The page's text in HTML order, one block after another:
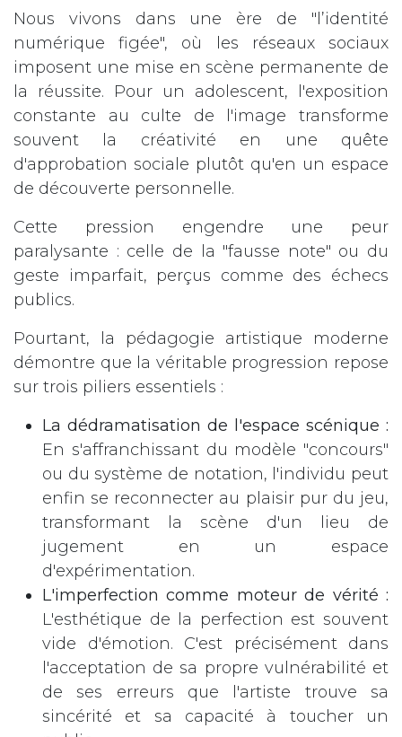
Nous vivons dans une ère de "l’identité
numérique figée", où les réseaux sociaux
imposent une mise en scène permanente de
la réussite. Pour un adolescent, l'exposition
constante au culte de l'image transforme
souvent la créativité en une quête
d'approbation sociale plutôt qu'en un espace
de découverte personnelle.
Cette pression engendre une peur
paralysante : celle de la "fausse note" ou du
geste imparfait, perçus comme des échecs
publics.
Pourtant, la pédagogie artistique moderne
démontre que la véritable progression repose
sur trois piliers essentiels :
La dédramatisation de l'espace scénique :
En s'affranchissant du modèle "concours"
ou du système de notation, l'individu peut
enfin se reconnecter au plaisir pur du jeu,
transformant la scène d'un lieu de
jugement en un espace
d'expérimentation.
L'imperfection comme moteur de vérité :
L'esthétique de la perfection est souvent
vide d'émotion. C'est précisément dans
l'acceptation de sa propre vulnérabilité et
de ses erreurs que l'artiste trouve sa
sincérité et sa capacité à toucher un